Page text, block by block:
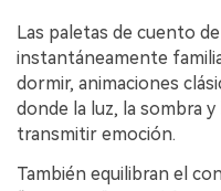
Las paletas de cuento
instantáneamente
dormir, animaciones
donde la luz, la sombra
transmitir emoción.
También equilibran el